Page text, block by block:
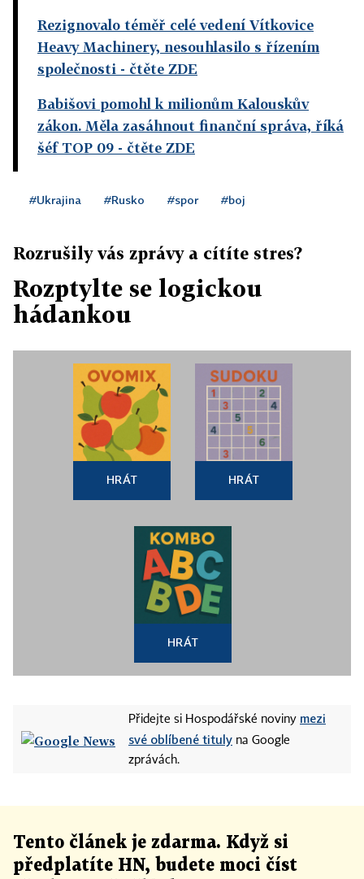
Rezignovalo téměř celé vedení Vítkovice
Heavy Machinery, nesouhlasilo s řízením
společnosti - čtěte ZDE
Babišovi pomohl k milionům Kalouskův
zákon. Měla zasáhnout finanční správa, říká
šéf TOP 09 - čtěte ZDE
#Ukrajina #Rusko #spor #boj
Rozrušily vás zprávy a cítíte stres?
Rozptylte se logickou
hádankou
HRÁT HRÁT
HRÁT
Přidejte si Hospodářské noviny mezi
své oblíbené tituly na Google
zprávách.
Tento článek je zdarma. Když si
předplatíte HN, budete moci číst